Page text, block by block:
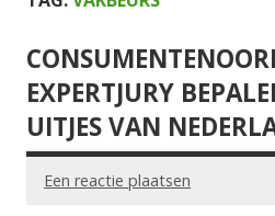
EXPERTJURY
UITJES VAN
Een reactie plaatsen